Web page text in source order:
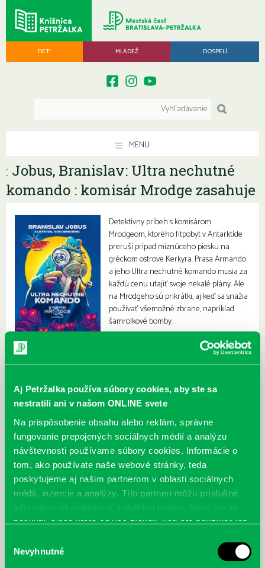
Aj Petržalka používa súbory cookies, aby ste sa
nestratili ani v našom ONLINE svete
Na prispôsobenie obsahu alebo reklám, správne
fungovanie prepojených sociálnych médií a analýzu
návštevnosti používame súbory cookies. Informácie o
tom, ako používate naše webové stránky, teda
poskytujeme aj našim partnerom v oblasti sociálnych
médií, inzercie a analýzy. Títo partneri môžu príslušné
informácie skombinovať s ďalšími údajmi, ktoré ste im
poskytli, alebo ktoré od vás získali, keď ste používali ich
súhlasu
Nevyhnutné
DETI MLÁDEŽ DOSPELÍ
MENU
: Jobus, Branislav: Ultra nechutné
komando : komisár Mrodge zasahuje
Detektívny príbeh s komisárom
Mrodgeom, ktorého fitpobyt v Antarktíde
preruší prípad miznúceho piesku na
gréckom ostrove Kerkyra. Prasa Armando
a jeho Ultra nechutné komando musia za
každú cenu utajiť svoje nekalé plány. Ale
na Mrodgeho sú prikrátki, aj keď sa snažia
používať všemožné zbrane, napríklad
šamrolkové bomby.